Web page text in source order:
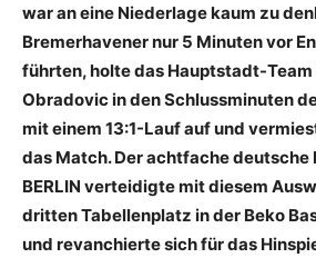
war an eine Niederlage kaum zu
Bremerhavener nur 5 Minuten vor
führten, holte das Hauptstadt-Team
Obradovic in den Schlussminuten
mit einem 13:1-Lauf auf und
das Match. Der achtfache deutsche
BERLIN verteidigte mit diesem
dritten Tabellenplatz in der Beko
und revanchierte sich für das